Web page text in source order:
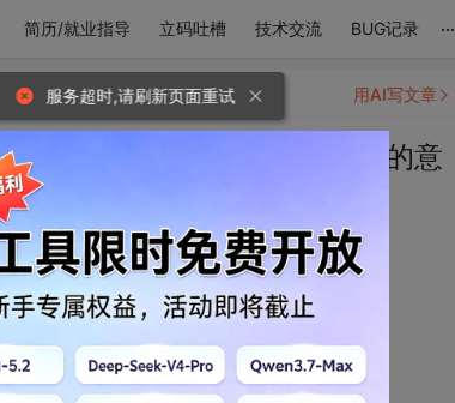
简历/就业指导 立码吐槽 技术交流 BUG记录 ...
天适合一切浪漫的事情，我的意
我的意思是：和你。
用AI写文章
服务超时,请刷新页面重试